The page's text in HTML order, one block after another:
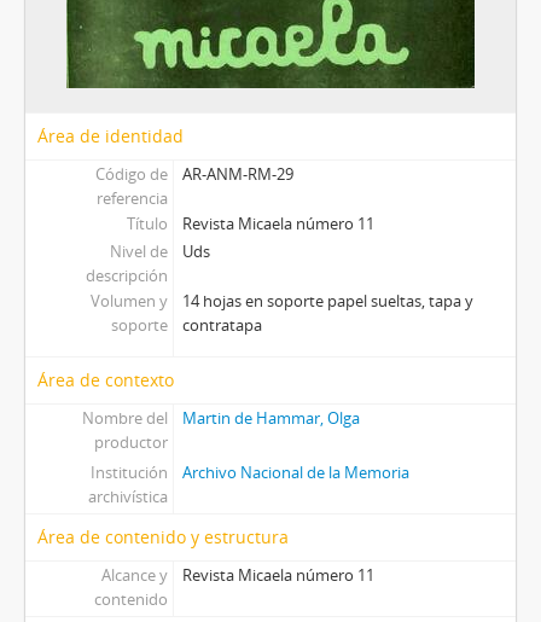
Área de identidad
Código de
referencia
AR-ANM-RM-29
Título
Revista Micaela número 11
Nivel de
descripción
Uds
Volumen y
soporte
14 hojas en soporte papel sueltas, tapa y
contratapa
Área de contexto
Nombre del
productor
Martin de Hammar, Olga
Institución
archivística
Archivo Nacional de la Memoria
Área de contenido y estructura
Alcance y
contenido
Revista Micaela número 11